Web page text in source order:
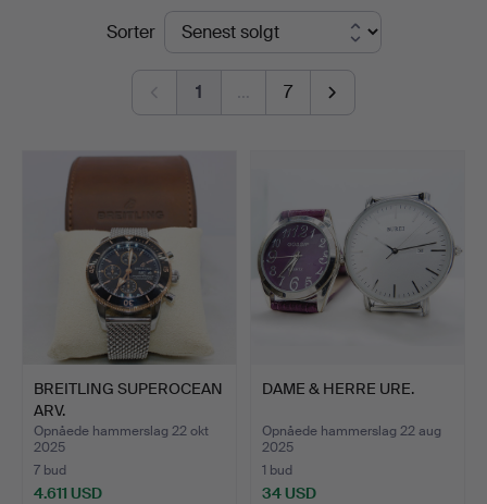
SlutpriserSorter
1 … 7
BREITLING SUPEROCEAN
ARV.
Opnåede hammerslag 22 okt
2025
7 bud
4.611 USD
DAME & HERRE URE.
Opnåede hammerslag 22 aug
2025
1 bud
34 USD